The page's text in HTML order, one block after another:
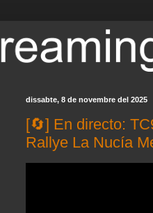
dissabte, 8 de novembre del 2025
[🔄] En directo:
Rallye La Nucía